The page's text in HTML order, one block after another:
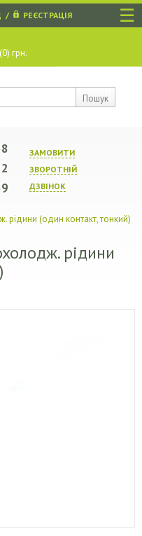
☰
Пошук
/ РЕЄСТРАЦІЯ
0) грн.
ЗАМОВИТИ
ЗВОРОТНIЙ
ДЗВIНОК
рідини (один контакт, тонкий)
рідини